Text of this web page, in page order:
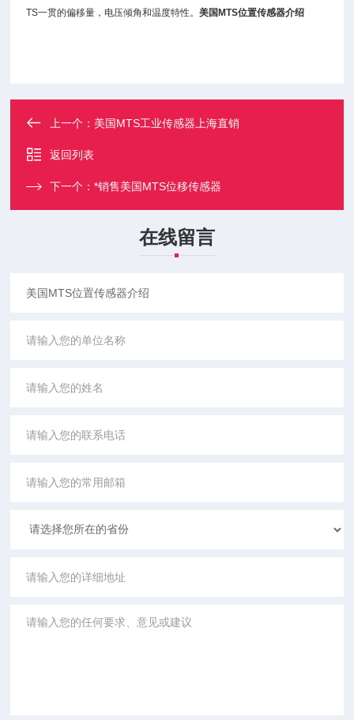
TS一贯的偏移量，电压倾角和温度特性。美国MTS位置传感器介绍
上一个： 美国MTS工业传感器上海直销
返回列表
下一个：*销售美国MTS位移传感器
在线留言